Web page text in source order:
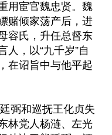
用宦官魏忠贤。魏
赌倾家荡产后，进
容氏，升任总督东
人，以“九千岁”自
在诏旨中与他平起
弼和巡抚王化贞失
林党人杨涟、左光